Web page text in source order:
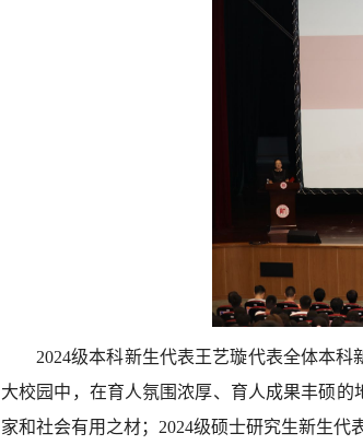
2024级本科新生代表王艺璇代表全体本
大校园中，在育人氛围浓厚、育人成果丰硕
家和社会有用之材；2024级硕士研究生新生